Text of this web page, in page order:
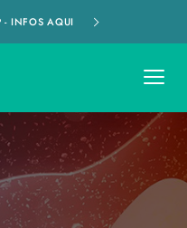
- INFOS AQUI